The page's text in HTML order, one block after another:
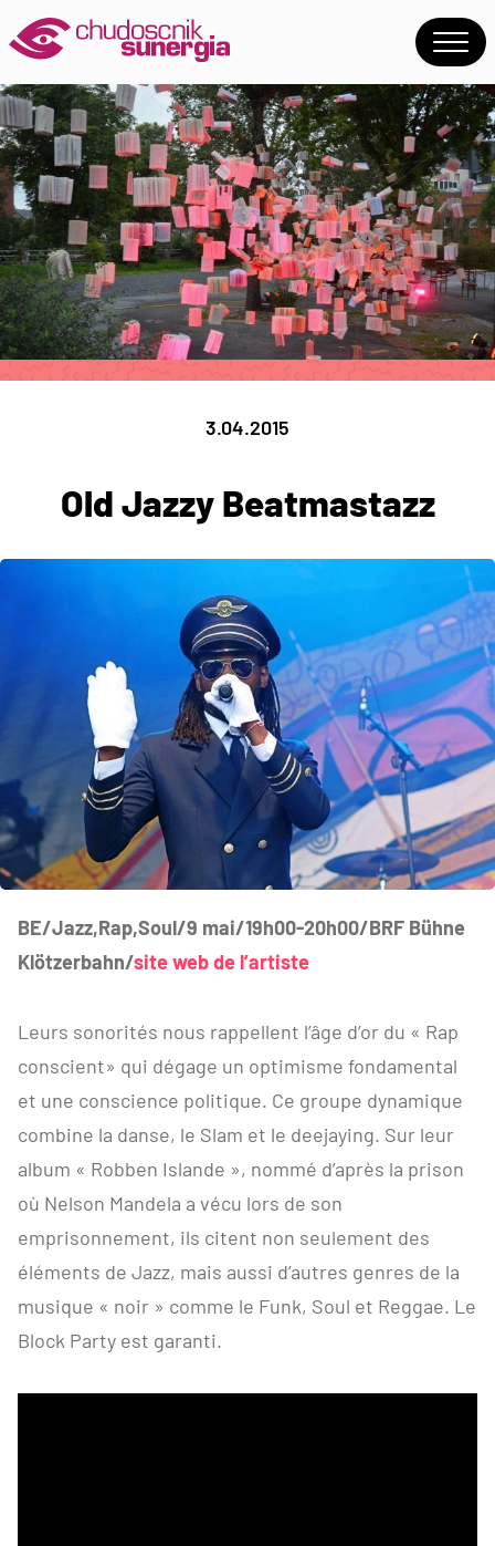
3.04.2015
Old Jazzy Beatmastazz
BE/Jazz,Rap,Soul/9 mai/19h00-20h00/BRF Bühne
Klötzerbahn/site web de l’artiste
Leurs sonorités nous rappellent l’âge d’or du « Rap
conscient» qui dégage un optimisme fondamental
et une conscience politique. Ce groupe dynamique
combine la danse, le Slam et le deejaying. Sur leur
album « Robben Islande », nommé d’après la prison
où Nelson Mandela a vécu lors de son
emprisonnement, ils citent non seulement des
éléments de Jazz, mais aussi d’autres genres de la
musique « noir » comme le Funk, Soul et Reggae. Le
Block Party est garanti.